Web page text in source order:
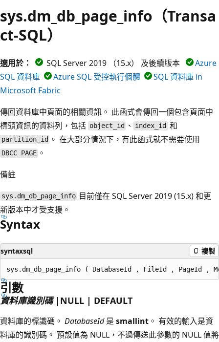
sys.dm_db_page_info（Transa
ct-SQL）
適用於： SQL Server 2019 （15.x） 及後續版本
Azure
SQL 資料庫
Azure SQL 受控執行個體
SQL 資料庫 in
Microsoft Fabric
傳回資料庫中頁面的相關資訊。 此函式會傳回一個包含頁面中
標頭資訊的資料列，包括 object_id 、 index_id 和
partition_id 。 在大部分情況下，有此函式就不需要使用
DBCC PAGE 。
備註
sys.dm_db_page_info 目前僅在 SQL Server 2019 (15.x) 和更
新版本中才受支援。
Syntax
syntaxsql 複製
引數
資料庫識別碼|NULL | DEFAULT
資料庫的標識碼。 DatabaseId是 smallint 。 有效的輸入是資
料庫的識別碼。 預設值為 NULL，不過傳送此參數的 NULL 值將